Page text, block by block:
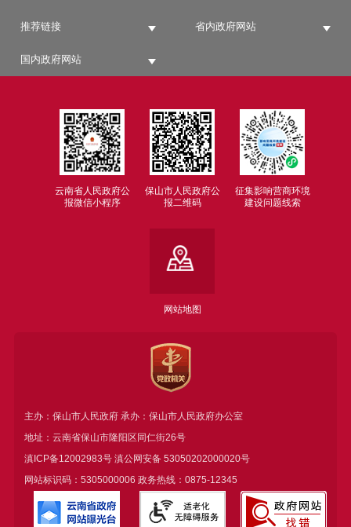
推荐链接 省内政府网站
国内政府网站
云南省人民政府公
报微信小程序
保山市人民政府公
报二维码
征集影响营商环境
建设问题线索
网站地图
主办：保山市人民政府 承办：保山市人民政府办公室
地址：云南省保山市隆阳区同仁街26号
滇ICP备12002983号滇公网安备 53050202000020号
网站标识码：5305000006 政务热线：0875-12345